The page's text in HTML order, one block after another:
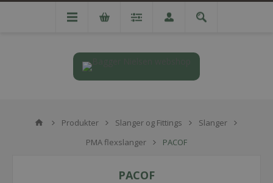
Produkter Slanger og Fittings
Slanger
PMA flexslanger
PACOF
PACOF